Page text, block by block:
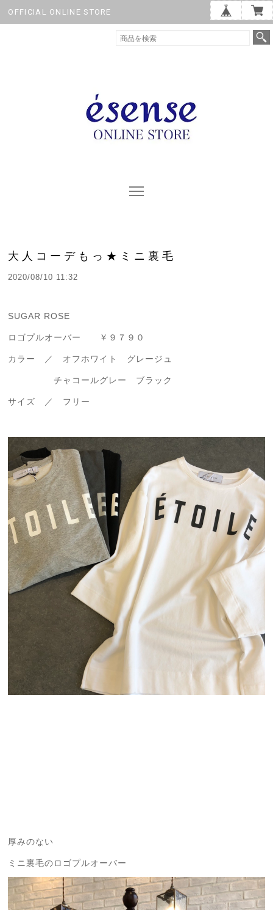
OFFICIAL ONLINE STORE
大人コーデもっ★ミニ裏毛
2020/08/10 11:32
SUGAR ROSE
ロゴプルオーバー ￥９７９０
カラー ／ オフホワイト グレージュ
チャコールグレー ブラック
サイズ ／ フリー
厚みのない
ミニ裏毛のロゴプルオーバー